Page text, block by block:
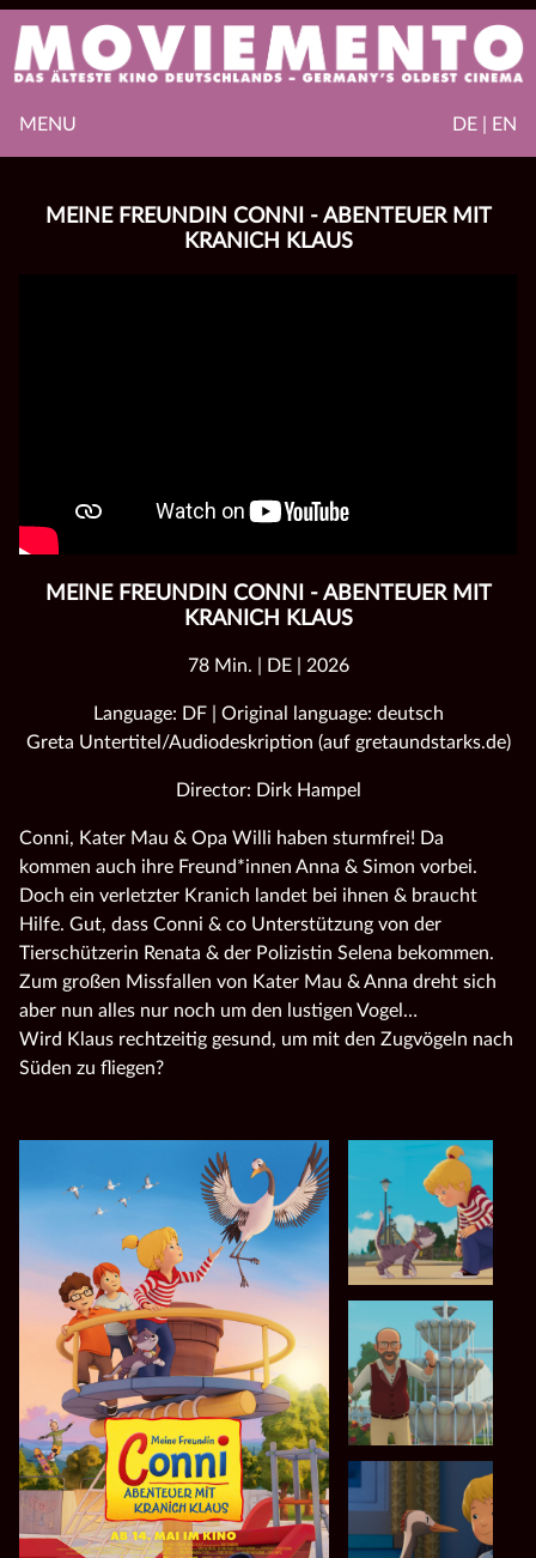
DE | EN
MENU
MEINE FREUNDIN CONNI - ABENTEUER MIT
KRANICH KLAUS
MEINE FREUNDIN CONNI - ABENTEUER MIT
KRANICH KLAUS
78 Min. | DE | 2026
Language: DF | Original language: deutsch
Greta Untertitel/Audiodeskription (auf gretaundstarks.de)
Director: Dirk Hampel
Conni, Kater Mau & Opa Willi haben sturmfrei! Da
kommen auch ihre Freund*innen Anna & Simon vorbei.
Doch ein verletzter Kranich landet bei ihnen & braucht
Hilfe. Gut, dass Conni & co Unterstützung von der
Tierschützerin Renata & der Polizistin Selena bekommen.
Zum großen Missfallen von Kater Mau & Anna dreht sich
aber nun alles nur noch um den lustigen Vogel…
Wird Klaus rechtzeitig gesund, um mit den Zugvögeln nach
Süden zu fliegen?